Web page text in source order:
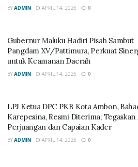
BY ADMIN APRIL 14, 2026 0
Gubernur Maluku Hadiri Pisah Sambut
Pangdam XV/Pattimura, Perkuat
untuk Keamanan Daerah
BY ADMIN APRIL 14, 2026 0
LPJ Ketua DPC PKB Kota Ambon,
Karepesina, Resmi Diterima; Tegaskan
Perjuangan dan Capaian Kader
BY ADMIN APRIL 14, 2026 0